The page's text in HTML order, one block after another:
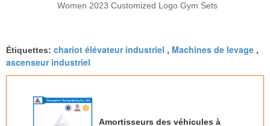
Women 2023 Customized Logo Gym Sets
Étiquettes: chariot élévateur industriel , Machines de levage ,
ascenseur industriel
Amortisseurs des véhicules à